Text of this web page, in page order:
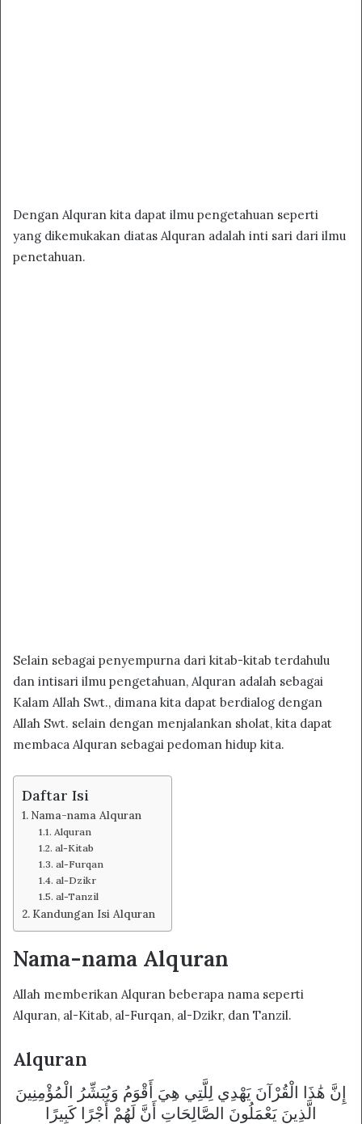
Dengan Alquran kita dapat ilmu pengetahuan seperti
yang dikemukakan diatas Alquran adalah inti sari dari ilmu
penetahuan.
Selain sebagai penyempurna dari kitab-kitab terdahulu
dan intisari ilmu pengetahuan, Alquran adalah sebagai
Kalam Allah Swt., dimana kita dapat berdialog dengan
Allah Swt. selain dengan menjalankan sholat, kita dapat
membaca Alquran sebagai pedoman hidup kita.
Daftar Isi
Nama-nama Alquran
Alquran
al-Kitab
al-Furqan
al-Dzikr
al-Tanzil
Kandungan Isi Alquran
Nama-nama Alquran
Allah memberikan Alquran beberapa nama seperti
Alquran, al-Kitab, al-Furqan, al-Dzikr, dan Tanzil.
Alquran
إِنَّ هَٰذَا الْقُرْآنَ يَهْدِي لِلَّتِي هِيَ أَقْوَمُ وَيُبَشِّرُ الْمُؤْمِنِينَ
الَّذِينَ يَعْمَلُونَ الصَّالِحَاتِ أَنَّ لَهُمْ أَجْرًا كَبِيرًا